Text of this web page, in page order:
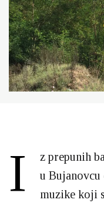
I
z prepunih
u
muzike koji